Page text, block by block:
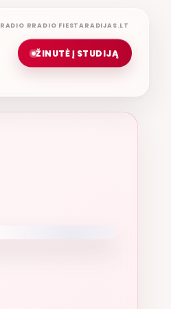
RADIO RRADIO FIESTARADIJAS.LT
ŽINUTĖ Į STUDIJĄ